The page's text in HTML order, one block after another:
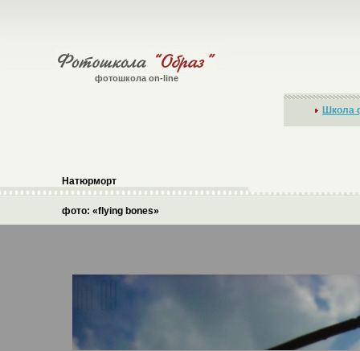
фотошкола on-line
Школа
Натюрморт
фото: «flying bones»